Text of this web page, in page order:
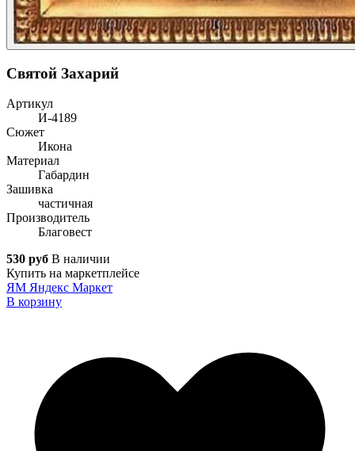
Святой Захарий
Артикул
И-4189
Сюжет
Икона
Материал
Габардин
Зашивка
частичная
Производитель
Благовест
530 руб В наличии
Купить на маркетплейсе
ЯМ Яндекс Маркет
В корзину